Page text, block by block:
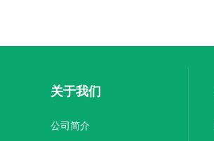
关于我们
公司简介